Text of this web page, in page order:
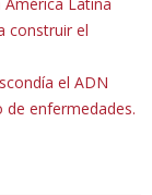
construir el
el ADN
enfermedades.